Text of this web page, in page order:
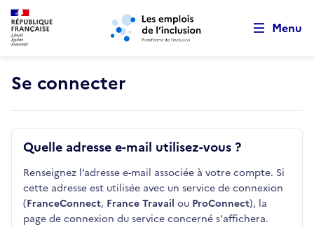
Aller au menu principal Aller au contenu principal
Menu
Se connecter
Quelle adresse e-mail utilisez-vous ?
Renseignez l’adresse e-mail associée à votre compte. Si
cette adresse est utilisée avec un service de connexion
(FranceConnect, France Travail ou ProConnect), la
page de connexion du service concerné s'affichera.
Retour au début de la page
Panneau de gestion des cookies